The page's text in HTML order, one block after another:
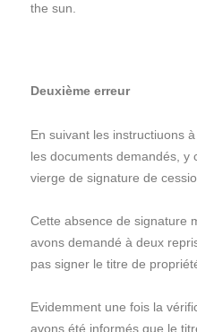
the sun.
Deuxième erreur
En suivant les instructiuons
les documents demandés, y
vierge de signature de
Cette absence de signature
avons demandé à deux
pas signer le titre de
Evidemment une fois la
avons été informés que le